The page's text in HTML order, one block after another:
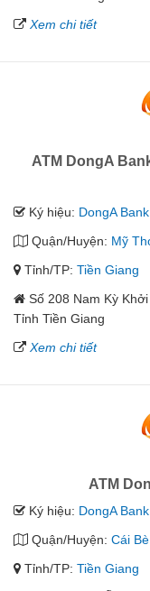
Xem chi tiết
ATM DongA
Ký hiệu: DongA Bank
Quận/Huyện: Mỹ
Tỉnh/TP: Tiền Giang
Số 208 Nam Kỳ
Tỉnh Tiền Giang
Xem chi tiết
ATM
Ký hiệu: DongA Bank
Quận/Huyện: Cái Bè
Tỉnh/TP: Tiền Giang